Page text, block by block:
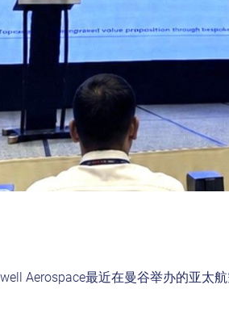
Aerospace最近在曼谷举办的亚太航